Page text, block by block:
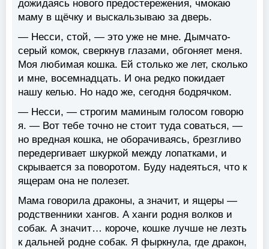
дожидаясь нового предостережения, чмокаю
маму в щёчку и выскальзываю за дверь.
— Несси, стой, — это уже не мне. Дымчато-
серый комок, сверкнув глазами, обгоняет меня.
Моя любимая кошка. Ей столько же лет, сколько
и мне, восемнадцать. И она редко покидает
нашу келью. Но надо же, сегодня бодрячком.
— Несси, — строгим маминым голосом говорю
я. — Вот тебе точно не стоит туда соваться, —
но вредная кошка, не оборачиваясь, брезгливо
передергивает шкуркой между лопатками, и
скрывается за поворотом. Буду надеяться, что к
ящерам она не полезет.
Мама говорила драконы, а значит, и ящеры —
родственники хангов. А ханги родня волков и
собак. А значит… короче, кошке лучше не лезть
к дальней родне собак. Я фыркнула, где дракон,